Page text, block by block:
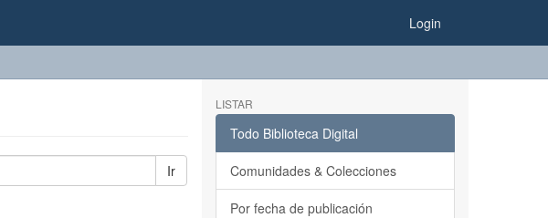
Login
Ir
LISTAR
Todo Biblioteca Digital
Comunidades & Colecciones
Por fecha de publicación